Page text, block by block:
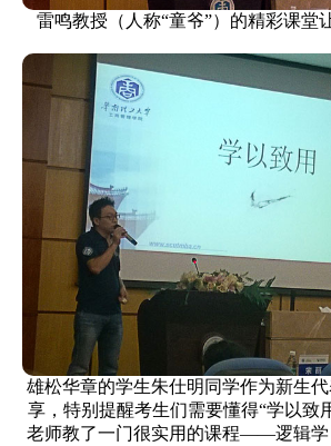
雷鸣教授（人称“童爷”）的精彩课堂
雄松华章的学生朱仕明同学作为新生
享，特别提醒考生们需要懂得“学以致
老师教了一门很实用的课程——逻辑学